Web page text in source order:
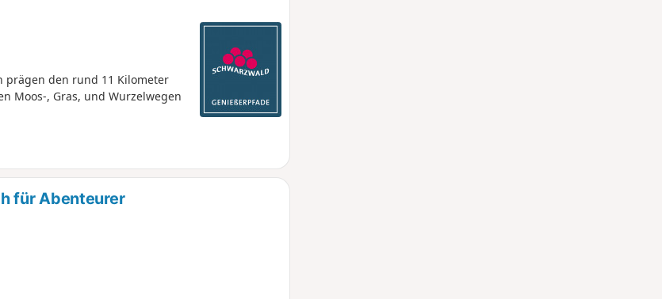
prägen den rund 11 Kilometer
Moos-, Gras, und Wurzelwegen
für Abenteurer